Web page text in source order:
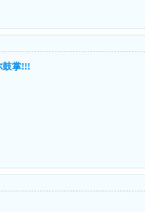
鼓掌!!!